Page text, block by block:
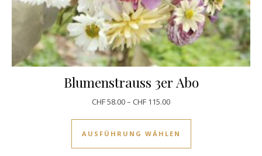
Blumenstrauss 3er Abo
CHF58.00– CHF 115.00
AUSFÜHRUNG WÄHLEN
Dieses Produkt